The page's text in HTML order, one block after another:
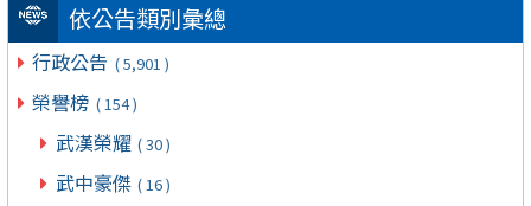
依公告類別彙總
行政公告 ( 5,901 )
榮譽榜 ( 154 )
武漢榮耀 ( 30 )
武中豪傑 ( 16 )